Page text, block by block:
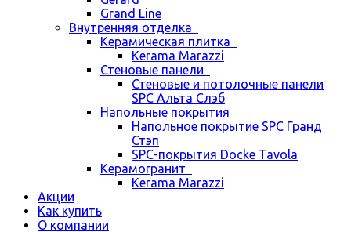
Grand Line
Внутренняя отделка
Керамическая плитка
Kerama Marazzi
Стеновые панели
Стеновые и потолочные панели
SPC Альта Слэб
Напольные покрытия
Напольное покрытие SPC Гранд
Стэп
SPC-покрытия Docke Tavola
Керамогранит
Kerama Marazzi
Акции
Как купить
О компании